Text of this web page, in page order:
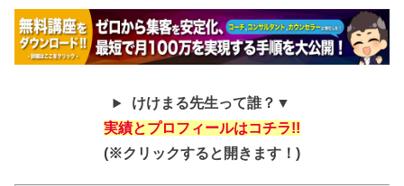
けけまる先生って誰？▼
実績とプロフィールはコチラ!!
(※クリックすると開きます！)